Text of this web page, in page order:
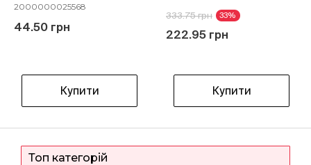
2000000025568
44.50 грн
Купити
333.75 грн 33%
222.95 грн
Купити
Топ категорій